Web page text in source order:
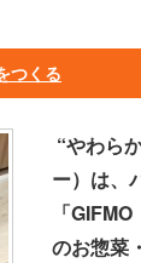
つくる
“やわら
ー）は、
「
のお惣菜